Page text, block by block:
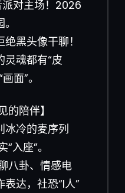
对主场！2026
黑头像干聊！
魂都有“皮
面”。
的陪伴】
冰冷的麦序列
入座”。
八卦、情感电
达，社恐“I人”